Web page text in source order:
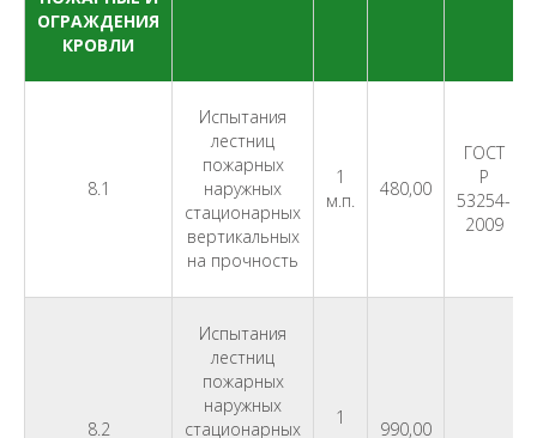
ОГРАЖДЕНИЯ
КРОВЛИ
8.1
Испытания
лестниц
пожарных
наружных
стационарных
вертикальных
на прочность
1
м.п.
480,00
ГОСТ
Р
53254-
2009
8.2
Испытания
лестниц
пожарных
наружных
стационарных
1
990,00